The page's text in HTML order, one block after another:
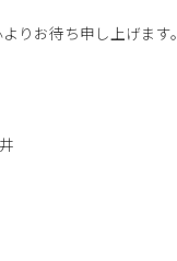
りお待ち申し上げます。